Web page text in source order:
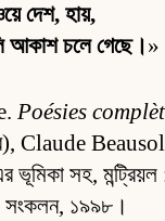
দেশ, হায়,
আকাশ চলে গেছে। »
Poésies
Claude
সহ,
১৯৯৮।